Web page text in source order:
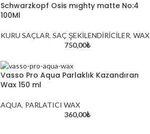
Schwarzkopf Osis mıghty matte No:4
100Ml
KURU SAÇLAR, SAÇ ŞEKİLENDİRİCİLER, WAX
750,00₺
Vasso Pro Aqua Parlaklık Kazandıran
Wax 150 ml
AQUA, PARLATICI WAX
360,00₺